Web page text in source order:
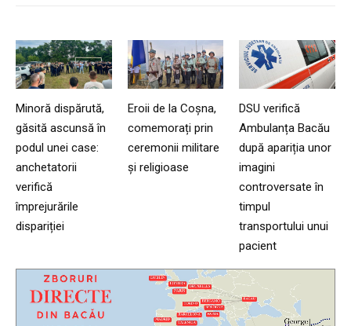
Minoră dispărută,
găsită ascunsă în
podul unei case:
anchetatorii
verifică
împrejurările
dispariției
Eroii de la Coșna,
comemorați prin
ceremonii militare
și religioase
DSU verifică
Ambulanța Bacău
după apariția unor
imagini
controversate în
timpul
transportului unui
pacient